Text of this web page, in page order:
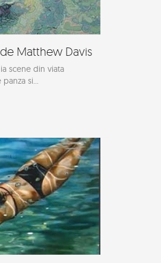
Matthew Davis
scene din viata
si...